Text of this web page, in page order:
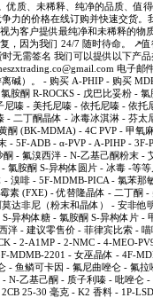
质、未稀释、纯净的品质、值
力的价格在线订购并快速交货。
客户提供最纯净和未稀释的物
，因为我们 24/7 随时待命。 ↗️
无需签名 我们可以提供以下产
电子邮
碱）。 - 购买 A-PHIP - 购买
胺酮 R-ROCKS - 戊巴比妥粉 -
嗪 - 美托尼嗪 - 依托尼嗪 - 依托
二丁酮晶体 - 冰毒冰淇淋 - 芬太
酮 (BK-MDMA) - 4C PVP - 甲氧
5F-ADB - α-PVP - A-PIHP - 3F-
- 氟溴西泮 - N-乙基己酮粉末 -
胺酮 S-异构体圆片 - 冰毒 -等
溴啡 - 5F-MDMB-PICA - 氯苯那
素 (FXE) - 优替隆晶体 - 二丁酮
达非尼（粉末和晶体） - 安非他
异构体糖 - 氯胺酮 S-异构体片 -
- 建议零售价 - 菲律宾比索 -
- 2-A1MP - 2-NMC - 4-MEO-
MDMB-2201 - 女巫晶体 - 4F-
- 鱼鳞可卡因 - 氟尼曲唑仑 - 氟
N-乙基己酮 - 质子利嗪 - 吡唑仑
25-30 毫克 - K2 香料 - 1P-